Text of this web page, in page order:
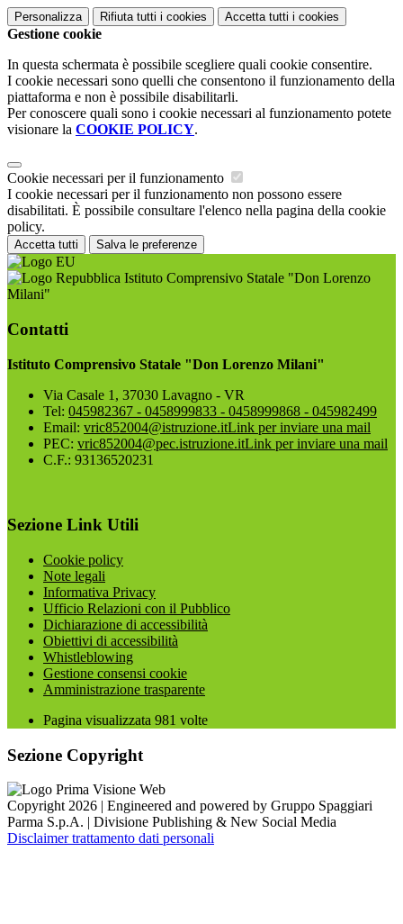
Personalizza Rifiuta tutti i cookies Accetta tutti i cookies
Gestione cookie
In questa schermata è possibile scegliere quali cookie consentire.
I cookie necessari sono quelli che consentono il funzionamento della
piattaforma e non è possibile disabilitarli.
Per conoscere quali sono i cookie necessari al funzionamento potete
visionare la COOKIE POLICY.
Cookie necessari per il funzionamento
I cookie necessari per il funzionamento non possono essere
disabilitati. È possibile consultare l'elenco nella pagina della cookie
policy.
Accetta tutti Salva le preferenze
Istituto Comprensivo Statale "Don Lorenzo
Milani"
Contatti
Istituto Comprensivo Statale "Don Lorenzo Milani"
Via Casale 1, 37030 Lavagno - VR
Tel: 045982367 - 0458999833 - 0458999868 - 045982499
Email: vric852004@istruzione.itLink per inviare una mail
PEC: vric852004@pec.istruzione.itLink per inviare una mail
C.F.: 93136520231
Sezione Link Utili
Cookie policy
Note legali
Informativa Privacy
Ufficio Relazioni con il Pubblico
Dichiarazione di accessibilità
Obiettivi di accessibilità
Whistleblowing
Gestione consensi cookie
Amministrazione trasparente
Pagina visualizzata 981 volte
Sezione Copyright
Copyright 2026 | Engineered and powered by Gruppo Spaggiari
Parma S.p.A. | Divisione Publishing & New Social Media
Disclaimer trattamento dati personali